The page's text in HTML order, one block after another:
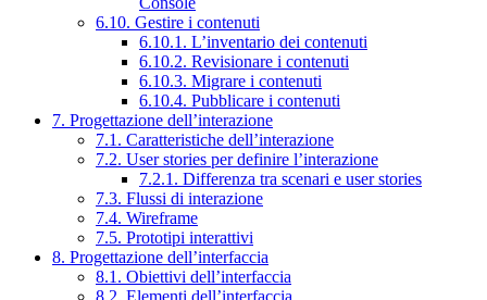
6.10. Gestire i contenuti
6.10.1. L’inventario dei contenuti
6.10.2. Revisionare i contenuti
6.10.3. Migrare i contenuti
6.10.4. Pubblicare i contenuti
7. Progettazione dell’interazione
7.1. Caratteristiche dell’interazione
7.2. User stories per definire l’interazione
7.2.1. Differenza tra scenari e user stories
7.3. Flussi di interazione
7.4. Wireframe
7.5. Prototipi interattivi
8. Progettazione dell’interfaccia
8.1. Obiettivi dell’interfaccia
8.2. Elementi dell’interfaccia